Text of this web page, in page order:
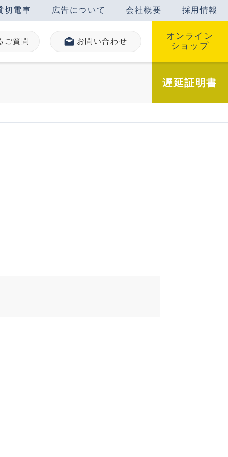
切電車 広告について 会社概要 採用情報
ご質問 お問い合わせ
オンライン
ショップ
遅延証明書